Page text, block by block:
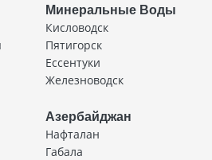
Минеральные Воды
Кисловодск
Пятигорск
Ессентуки
Железноводск
Азербайджан
Нафталан
Габала